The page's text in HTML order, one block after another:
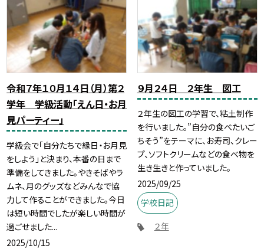
令和７年１０月１４日（月）第２
学年 学級活動「えん日・お月
見パーティー」
学級会で「自分たちで縁日・お月見
をしよう」と決まり、本番の日まで
準備をしてきました。やきそばやラ
ムネ、月のグッズなどみんなで協
力して作ることができました。今日
は短い時間でしたが楽しい時間が
過ごせました...
2025/10/15
９月２４日 ２年生 図工
２年生の図工の学習で、粘土制作
を行いました。”自分の食べたいご
ちそう”をテーマに、お寿司、クレー
プ、ソフトクリームなどの食べ物を
生き生きと作っていました。
2025/09/25
学校日記
２年